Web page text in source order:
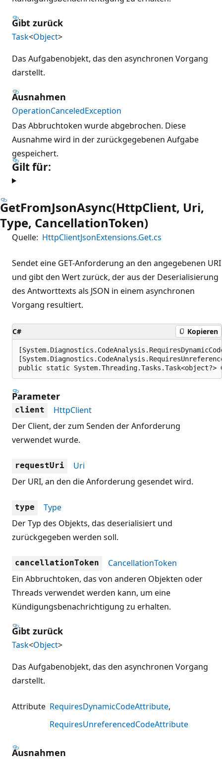
Gibt zurück
Task<Object>
Das Aufgabenobjekt, das den asynchronen Vorgang
darstellt.
Ausnahmen
OperationCanceledException
Das Abbruchtoken wurde abgebrochen. Diese
Ausnahme wird in der zurückgegebenen Aufgabe
gespeichert.
Gilt für:
GetFromJsonAsync(HttpClient, Uri,
Type, CancellationToken)
Quelle: HttpClientJsonExtensions.Get.cs
Sendet eine GET-Anforderung an den angegebenen URI
und gibt den Wert zurück, der aus der Deserialisierung
des Antworttexts als JSON in einem asynchronen
Vorgang resultiert.
C# Kopieren
public static
Parameter
client
HttpClient
Der Client, der zum Senden der Anforderung
verwendet wurde.
requestUri
Uri
Der URI, an den die Anforderung gesendet wird.
type
Type
Der Typ des Objekts, das deserialisiert und
zurückgegeben werden soll.
cancellationToken
CancellationToken
Ein Abbruchtoken, das von anderen Objekten oder
Threads verwendet werden kann, um eine
Kündigungsbenachrichtigung zu erhalten.
Gibt zurück
Task<Object>
Das Aufgabenobjekt, das den asynchronen Vorgang
darstellt.
Attribute RequiresDynamicCodeAttribute
RequiresUnreferencedCodeAttribute
Ausnahmen